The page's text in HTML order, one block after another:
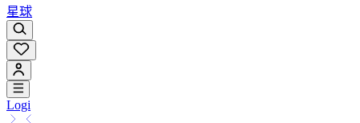
星球
Logi